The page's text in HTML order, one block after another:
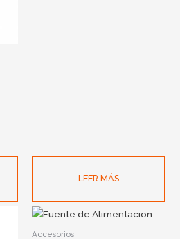
LEER MÁS
Accesorios